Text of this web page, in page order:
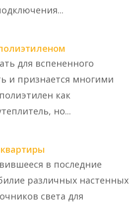
для вспененного
и признается многими
как
но...
в последние
различных настенных
света для